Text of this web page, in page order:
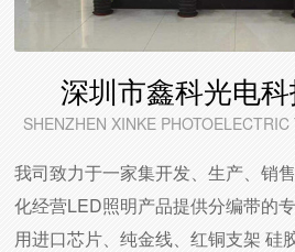
深圳市鑫科光电
SHENZHEN XINKE
我司致力于一家集开发、生产、销
化经营LED照明产品提供分编带的
用进口芯片、纯金线、红铜支架 硅